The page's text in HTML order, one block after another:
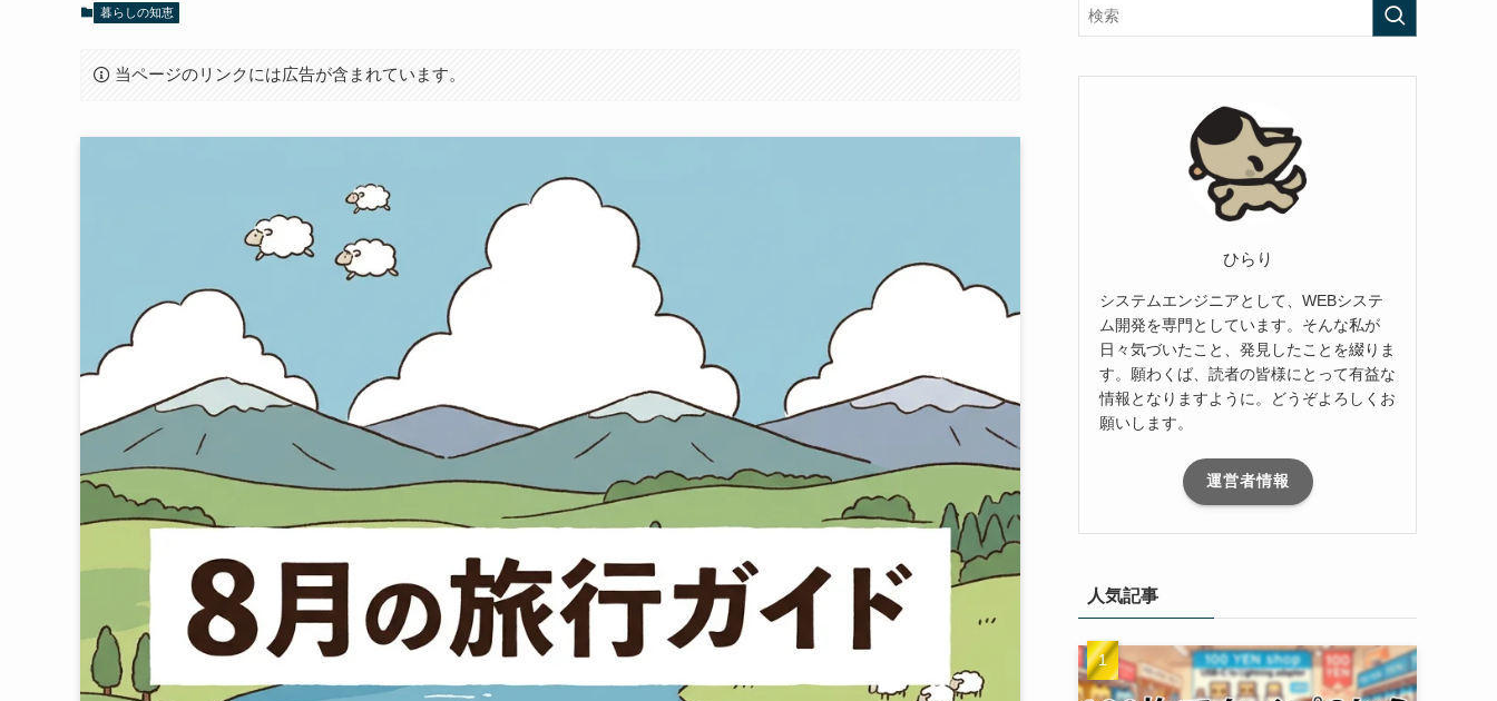
暮らしの知恵
当ページのリンクには広告が含まれています。
ひらり
システムエンジニアとして、WEBシステ
ム開発を専門としています。そんな私が
日々気づいたこと、発見したことを綴りま
す。願わくば、読者の皆様にとって有益な
情報となりますように。どうぞよろしくお
願いします。
運営者情報
人気記事